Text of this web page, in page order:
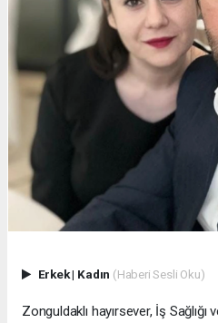
Erkek| Kadın (Haberi Sesli Oku)
Zonguldaklı hayırsever, İş Sağlığı